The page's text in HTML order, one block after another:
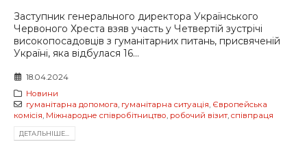
Заступник генерального директора Українського
Червоного Хреста взяв участь у Четвертій зустрічі
високопосадовців з гуманітарних питань, присвяченій
Україні, яка відбулася 16...
18.04.2024
Новини
гуманітарна допомога, гуманітарна ситуація, Європейська
комісія, Міжнародне співробітництво, робочий візит, співпраця
ДЕТАЛЬНIШЕ...